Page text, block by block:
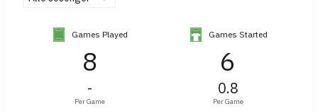
Games Played
8
-
Per Game
Games Started
6
0.8
Per Game